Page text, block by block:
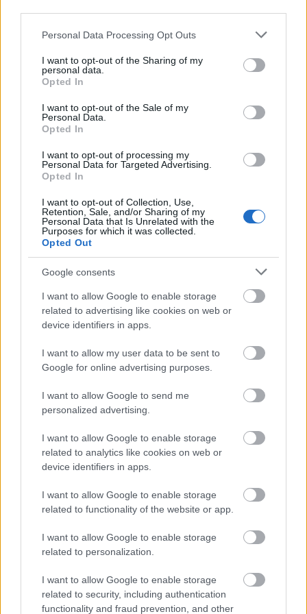
Please note that this website/app uses one or more Google
not limited to your visit or usage behaviour. You may click to
grant or deny consent to Google and its third-party tags to
use your data for below specified purposes in below Google
consent section.
Personal Data Processing Opt Outs
I want to opt-out of the Sharing of my
personal data.
Opted In
I want to opt-out of the Sale of my
Personal Data.
Opted In
I want to opt-out of processing my
Personal Data for Targeted Advertising.
Opted In
I want to opt-out of Collection, Use,
Retention, Sale, and/or Sharing of my
Personal Data that Is Unrelated with the
Purposes for which it was collected.
Opted Out
Google consents
I want to allow Google to enable storage
related to advertising like cookies on web or
device identifiers in apps.
I want to allow my user data to be sent to
Google for online advertising purposes.
I want to allow Google to send me
personalized advertising.
I want to allow Google to enable storage
related to analytics like cookies on web or
device identifiers in apps.
I want to allow Google to enable storage
related to functionality of the website or app.
I want to allow Google to enable storage
related to personalization.
I want to allow Google to enable storage
related to security, including authentication
functionality and fraud prevention, and other
Már korábban is
figyelmeztették
A források szerint a királyi család – köztük Anna
hercegnő is – már II. Erzsébet királynő halálakor
helyre akarja állítani a kapcsolatát, akkor abba kell
hagynia a nyilvános támadásokat.
„Világosan
ha valóban békülni akar”– mondta egy bennfentes.
Egy, a királyhoz közel álló barát pedig hangsúlyozta:
„Talán, ha nem követelné, hanem kiérdemelné a
békülést, jobban menne a dolog.”